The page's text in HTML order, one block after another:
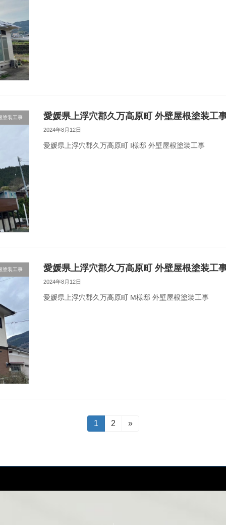
塗装工事 愛媛県上浮穴郡久万高原町 外壁屋根塗装工
2024年8月12日
愛媛県上浮穴郡久万高原町 I様邸 外壁屋根塗装工事
塗装工事 愛媛県上浮穴郡久万高原町 外壁屋根塗装工
2024年8月12日
愛媛県上浮穴郡久万高原町 M様邸 外壁屋根塗装工事
固
定
ジ
1
固
ジ
2 »